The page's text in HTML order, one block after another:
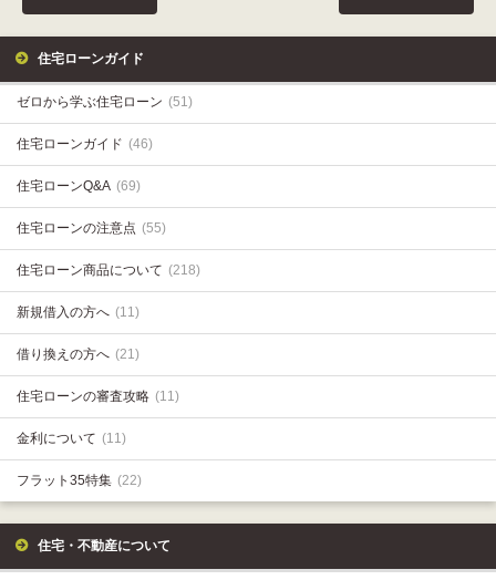
住宅ローンガイド
ゼロから学ぶ住宅ローン (51)
住宅ローンガイド (46)
住宅ローンQ&A (69)
住宅ローンの注意点 (55)
住宅ローン商品について (218)
新規借入の方へ (11)
借り換えの方へ (21)
住宅ローンの審査攻略 (11)
金利について (11)
フラット35特集 (22)
住宅・不動産について